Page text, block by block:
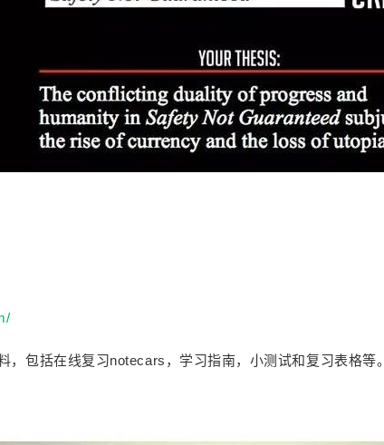
，包括在线复习notecars，学习指南，小测试和复习表格等。